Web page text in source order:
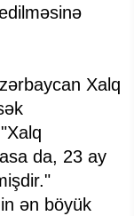
Xalq
da, 23 ay
ən böyük